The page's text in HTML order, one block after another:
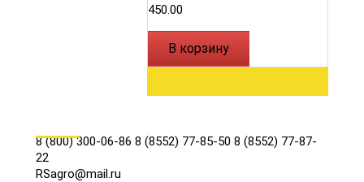
450.00
В корзину
8 (800) 300-06-86 8 (8552) 77-85-50 8 (8552) 77-87-
22
RSagro@mail.ru